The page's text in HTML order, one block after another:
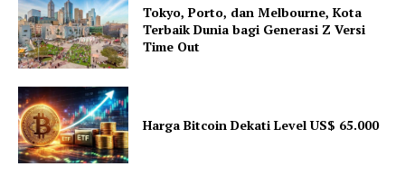
Tokyo, Porto, dan Melbourne, Kota
Terbaik Dunia bagi Generasi Z Versi
Time Out
Harga Bitcoin Dekati Level US$ 65.000